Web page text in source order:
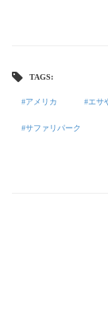
TAGS:
アメリカ エサ
サファリパーク